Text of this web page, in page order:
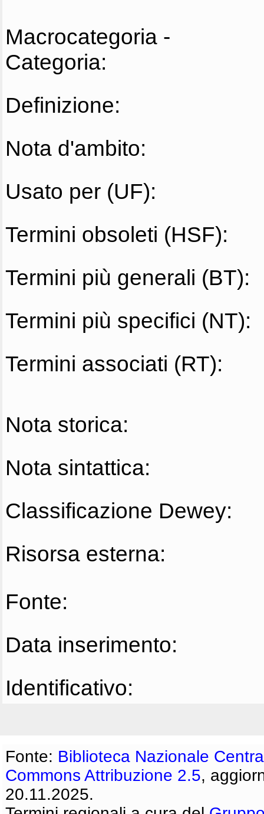
Macrocategoria -
Categoria:
Definizione:
Nota d'ambito:
Usato per (UF):
Termini obsoleti (HSF):
Termini più generali (BT):
Termini più specifici (NT):
Termini associati (RT):
Nota storica:
Nota sintattica:
Classificazione Dewey:
Risorsa esterna:
Fonte:
Data inserimento:
Identificativo:
Fonte: Biblioteca Nazionale
Commons Attribuzione 2.5,
20.11.2025.